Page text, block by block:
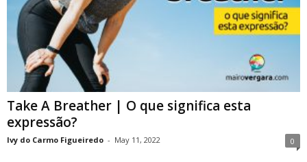
Take A Breather | O que significa esta
expressão?
Ivy do Carmo Figueiredo - May 11, 2022 0